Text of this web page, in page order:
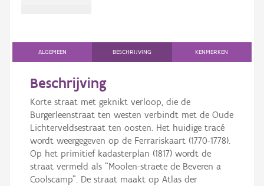
AanmeldenALGEMEEN BESCHRIJVING KENMERKEN
Beschrijving
Korte straat met geknikt verloop, die de
Burgerleenstraat ten westen verbindt met de Oude
Lichterveldsestraat ten oosten. Het huidige tracé
wordt weergegeven op de Ferrariskaart (1770-1778).
Op het primitief kadasterplan (1817) wordt de
straat vermeld als "Moolen-straete de Beveren a
Coolscamp". De straat maakt op Atlas der